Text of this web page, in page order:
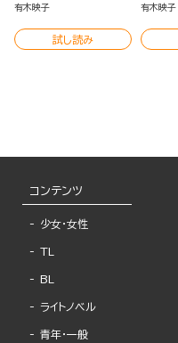
有木映子
試し読み
有木映子
コンテンツ
少女・女性
TL
BL
ライトノベル
青年・一般